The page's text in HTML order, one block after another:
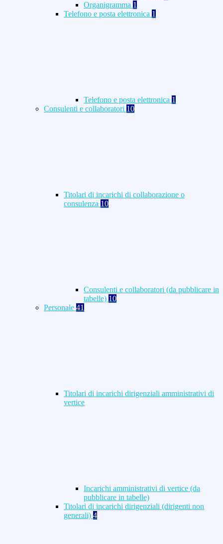
Organigramma 1
Telefono e posta elettronica 1
Telefono e posta elettronica 1
Consulenti e collaboratori 10
Titolari di incarichi di collaborazione o
consulenza 10
Consulenti e collaboratori (da pubblicare in
tabelle) 10
Personale 41
Titolari di incarichi dirigenziali amministrativi di
vertice
Incarichi amministrativi di vertice (da
pubblicare in tabelle)
Titolari di incarichi dirigenziali (dirigenti non
generali) 4